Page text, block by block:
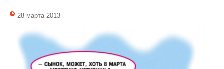
28 марта 2013